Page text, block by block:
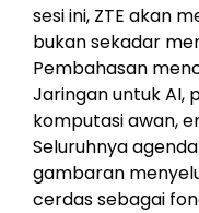
sesi ini, ZTE akan
bukan sekadar
Pembahasan
Jaringan untuk AI,
komputasi awan,
Seluruhnya
gambaran
cerdas sebagai